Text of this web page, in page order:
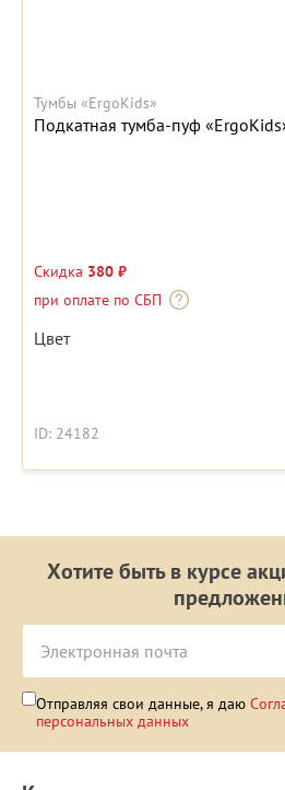
Тумбы «ErgoKids»
Подкатная тумба-пуф
Скидка 380 ₽
при оплате по СБП
Цвет
ID: 24182
Хотите быть в курсе
Отправляя свои данные, я даю
персональных данных